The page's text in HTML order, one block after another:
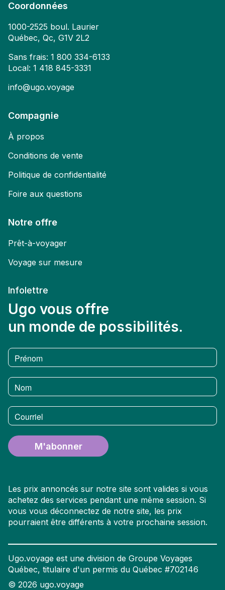
Coordonnées
1000-2525 boul. Laurier
Québec, Qc, G1V 2L2
Sans frais: 1 800 334-6133
Local: 1 418 845-3331
info@ugo.voyage
Compagnie
À propos
Conditions de vente
Politique de confidentialité
Foire aux questions
Notre offre
Prêt-à-voyager
Voyage sur mesure
Infolettre
Ugo vous offre
un monde de possibilités.
Prénom
Nom
Courriel
M'abonner
Les prix annoncés sur notre site sont valides si vous
achetez des services pendant une même session. Si
vous vous déconnectez de notre site, les prix
pourraient être différents à votre prochaine session.
Ugo.voyage est une division de Groupe Voyages
Québec, titulaire d'un permis du Québec #702146
© 2026 ugo.voyage